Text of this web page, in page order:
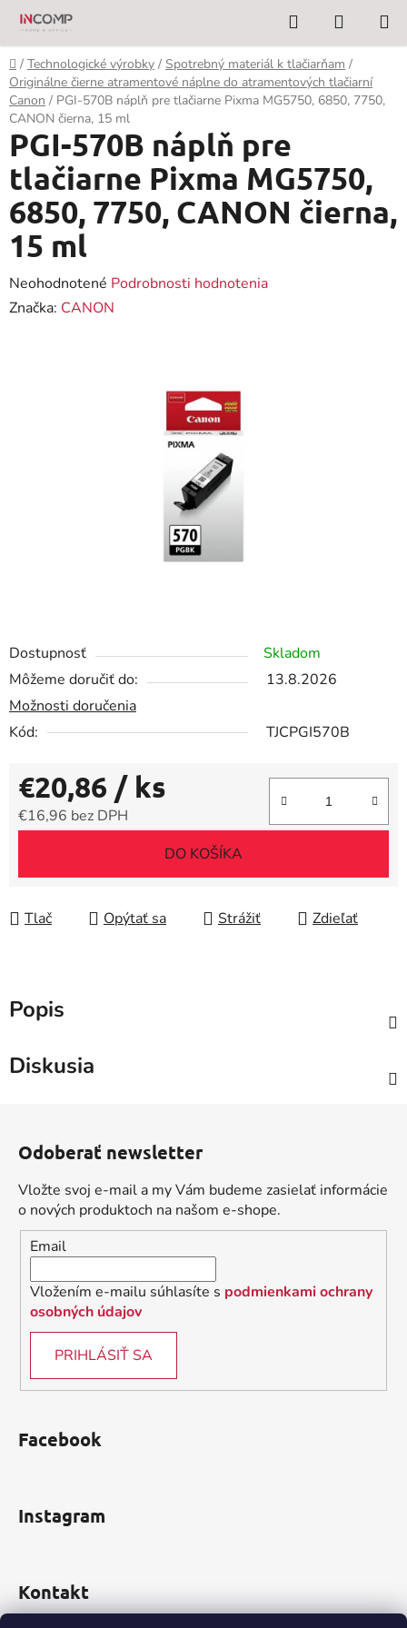
Prejsť
obsah
Hľadať
KOŠÍK
Domov
/ Technologické výrobky / Spotrebný materiál k tlačiarňam /
Originálne čierne atramentové náplne do atramentových tlačiarní
Canon / PGI-570B náplň pre tlačiarne Pixma MG5750, 6850, 7750,
CANON čierna, 15 ml
Dostupnosť
Skladom
Môžeme doručiť do:
13.8.2026
Možnosti doručenia
Kód:
TJCPGI570B
€20,86 / ks
€16,96 bez DPH
DO KOŠÍKA
Tlač Opýtať sa Strážiť Zdieľať
PGI-570B náplň pre
tlačiarne Pixma MG5750,
6850, 7750, CANON čierna,
15 ml
Priemerné
hodnotenie
Neohodnotené Podrobnosti hodnotenia
Značka: CANON
Popis
Diskusia
Odoberať newsletter
Vložte svoj e-mail a my Vám budeme zasielať informácie
o nových produktoch na našom e-shope.
Email
Vložením e-mailu súhlasíte s podmienkami ochrany
osobných údajov
PRIHLÁSIŤ SA
Facebook
Instagram
Kontakt